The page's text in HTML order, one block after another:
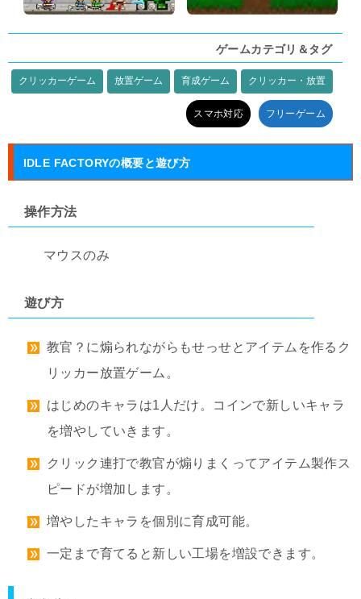
ゲームカテゴリ＆タグ
クリッカーゲーム 放置ゲーム 育成ゲーム クリッカー・放置
スマホ対応 フリーゲーム
IDLE FACTORYの概要と遊び方
操作方法
マウスのみ
遊び方
教官？に煽られながらもせっせとアイテムを作るク
リッカー放置ゲーム。
はじめのキャラは1人だけ。コインで新しいキャラ
を増やしていきます。
クリック連打で教官が煽りまくってアイテム製作ス
ピードが増加します。
増やしたキャラを個別に育成可能。
一定まで育てると新しい工場を増設できます。